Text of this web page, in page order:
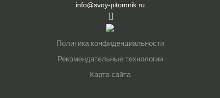
info@svoy-pitomnik.ru
Политика конфиденциальности
Рекомендательные технологии
Карта сайта